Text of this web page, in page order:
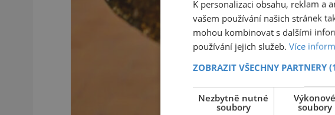
K personalizaci obsahu, reklam a
vašem používání našich stránek
mohou kombinovat s dalšími
používání jejich služeb. Více
ZOBRAZIT VŠECHNY PARTNERY
Nezbytně nutné
soubory
Výkonové
soubory